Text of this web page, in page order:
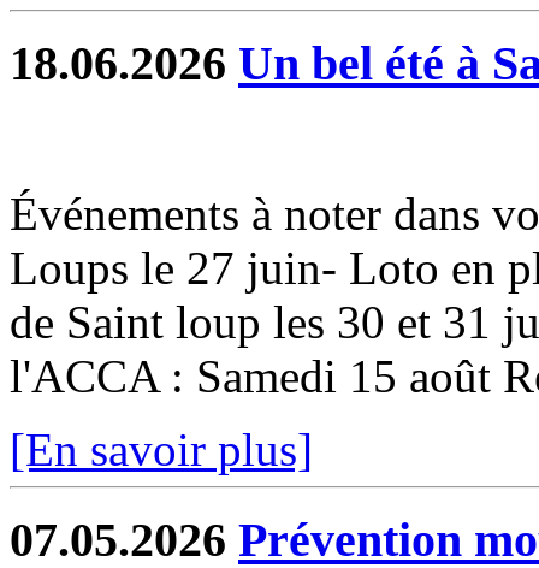
18.06.2026 Un bel été à
Événements à noter dans
Loups le 27 juin- Loto en
de Saint loup les 30 et 31
l'ACCA : Samedi 15 août
[En savoir plus]
07.05.2026 Prévention